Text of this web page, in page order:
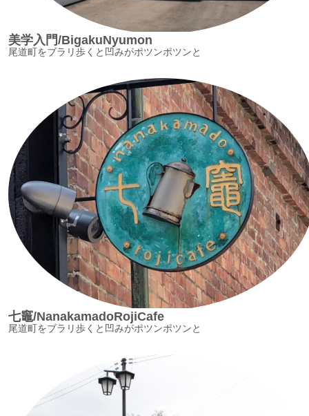
美学入門/BigakuNyumon
尾道町をブラリ歩くと凹みがポツンポツンと
七竈/NanakamadoRojiCafe
尾道町をブラリ歩くと凹みがポツンポツンと